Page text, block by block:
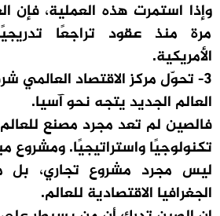
وإذا استمرت هذه العملية، فإن
مرة منذ عقود تراجعًا
الأمريكية.
3- تحوّل مركز الاقتصاد العالمي شرقًا
العالم الجديد يتجه نحو آسيا.
فالصين لم تعد مجرد مصنع
تكنولوجيًا واستراتيجيًا. ومشروع
ليس مجرد مشروع تجاري، بل
الجغرافيا الاقتصادية للعالم.